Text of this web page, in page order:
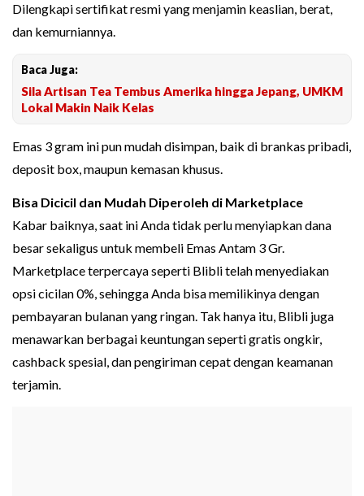
Dilengkapi sertifikat resmi yang menjamin keaslian, berat,
dan kemurniannya.
Baca Juga:
Sila Artisan Tea Tembus Amerika hingga Jepang, UMKM
Lokal Makin Naik Kelas
Emas 3 gram ini pun mudah disimpan, baik di brankas pribadi,
deposit box, maupun kemasan khusus.
Bisa Dicicil dan Mudah Diperoleh di Marketplace
Kabar baiknya, saat ini Anda tidak perlu menyiapkan dana
besar sekaligus untuk membeli Emas Antam 3 Gr.
Marketplace terpercaya seperti Blibli telah menyediakan
opsi cicilan 0%, sehingga Anda bisa memilikinya dengan
pembayaran bulanan yang ringan. Tak hanya itu, Blibli juga
menawarkan berbagai keuntungan seperti gratis ongkir,
cashback spesial, dan pengiriman cepat dengan keamanan
terjamin.